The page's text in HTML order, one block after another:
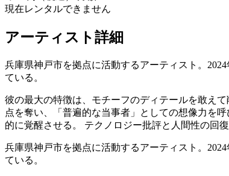
現在レンタルできません
アーティスト詳細
兵庫県神戸市を拠点に活動するアーティスト。
ている。
彼の最大の特徴は、モチーフのディテールを敢え
点を奪い、「普遍的な当事者」としての想像力を
的に覚醒させる。 テクノロジー批評と人間性の回
兵庫県神戸市を拠点に活動するアーティスト。
ている。